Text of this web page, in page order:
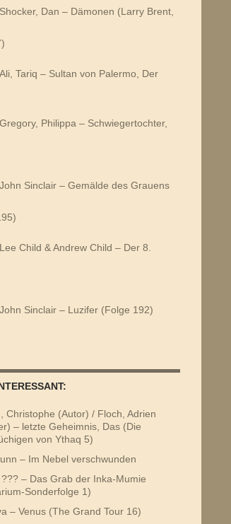
Shocker, Dan – Dämonen (Larry Brent,
Ali, Tariq – Sultan von Palermo, Der
Gregory, Philippa – Schwiegertochter,
John Sinclair – Gemälde des Grauens
Lee Child & Andrew Child – Der 8.
John Sinclair – Luzifer (Folge 192)
Christophe (Autor) / Floch, Adrien
– letzte Geheimnis, Das (Die
von Ythaq 5)
– Im Nebel verschwunden
– Das Grab der Inka-Mumie
Sonderfolge 1)
– Venus (The Grand Tour 16)